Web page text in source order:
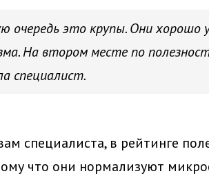
очередь это крупы. Они
На втором месте по
специалист.
специалиста, в рейтинге
что они нормализуют